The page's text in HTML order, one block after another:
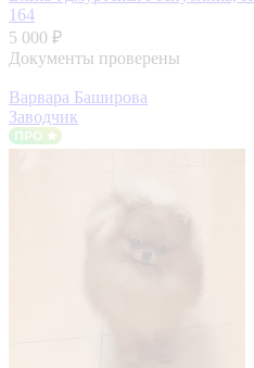
164
5 000 ₽
Документы проверены
Варвара Баширова
Заводчик